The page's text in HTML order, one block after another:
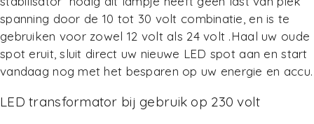
spanning door de 10 tot 30 volt combinatie, en is te
gebruiken voor zowel 12 volt als 24 volt .Haal uw oude
spot eruit, sluit direct uw nieuwe LED spot aan en start
vandaag nog met het besparen op uw energie en accu.
LED transformator bij gebruik op 230 volt